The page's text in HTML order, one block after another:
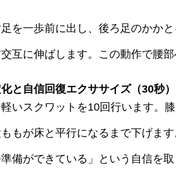
を一歩前に出し、後ろ足のかか
互に伸ばします。この動作で腰
と自信回復エクササイズ（30秒）
いスクワットを10回行います。
もが床と平行になるまで下げま
備ができている」という自信を取